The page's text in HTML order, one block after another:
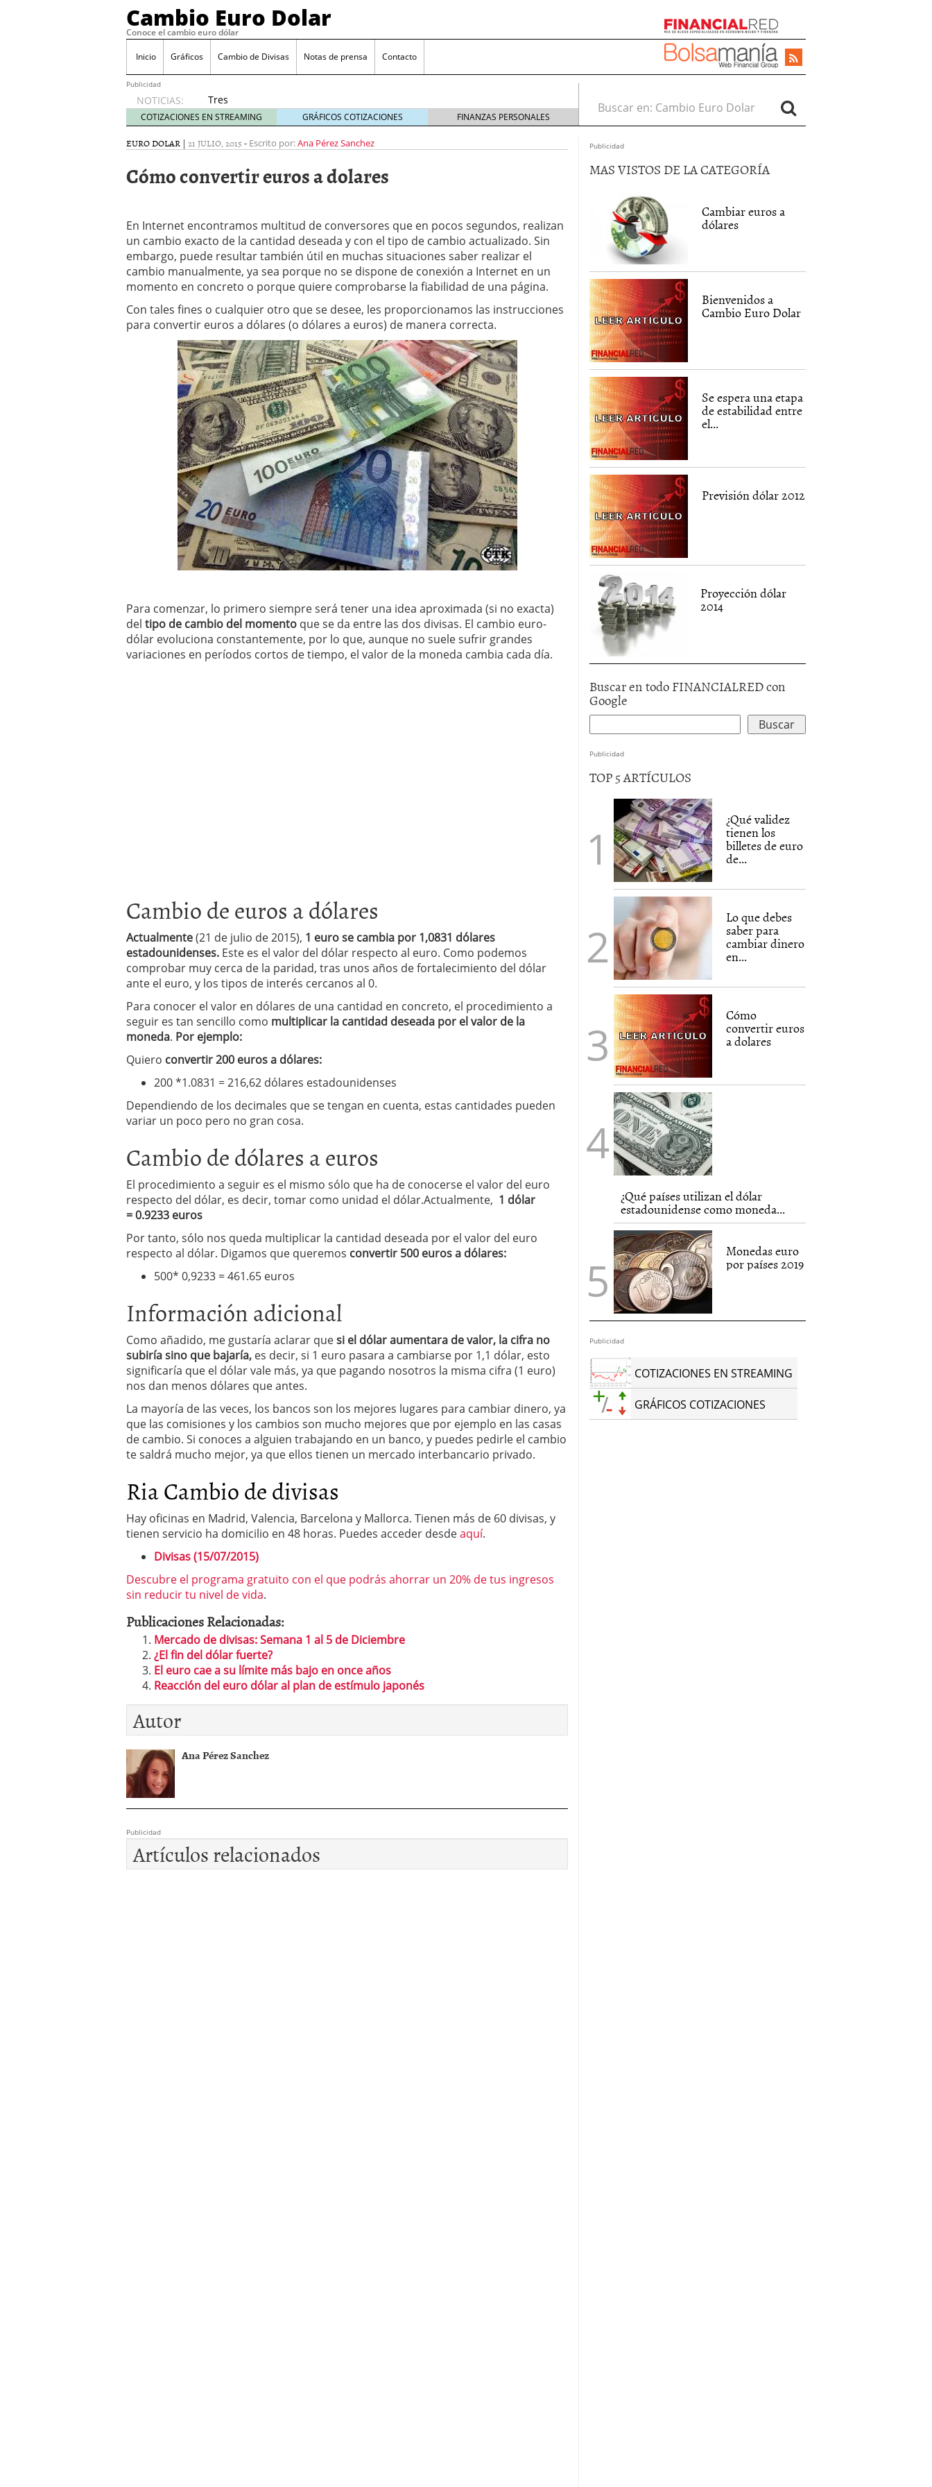
Cambio Euro Dolar
Conoce el cambio euro dólar
Inicio Gráficos Cambio de Divisas Notas de prensa Contacto
Publicidad
NOTICIAS:
Tres
escenarios
posibles
para el
las
y el BCE
26/01/2026
Informe de mercado: el euro se mantiene cerca de 1,174 USD tras rebote
del dólar 21/01/2026
Qué está moviendo hoy el cambio euro-dólar 17/01/2026
Contexto del dólar fuerte: próximos reportes de empleo de EE. UU. se
convierten en foco principal para el par EUR/USD 09/01/2026
El dólar vive su mayor caída anual desde 2017 mientras analistas esperan
más debilidad en 2026
COTIZACIONES EN STREAMING GRÁFICOS COTIZACIONES FINANZAS PERSONALES
Buscar en:
EURO DOLAR | 21 JULIO, 2015 - Escrito por:Ana Pérez Sanchez
Cómo convertir euros a dolares
En Internet encontramos multitud de conversores que en pocos segundos, realizan
un cambio exacto de la cantidad deseada y con el tipo de cambio actualizado. Sin
embargo, puede resultar también útil en muchas situaciones saber realizar el
cambio manualmente, ya sea porque no se dispone de conexión a Internet en un
momento en concreto o porque quiere comprobarse la fiabilidad de una página.
Con tales fines o cualquier otro que se desee, les proporcionamos las instrucciones
para convertir euros a dólares (o dólares a euros) de manera correcta.
Para comenzar, lo primero siempre será tener una idea aproximada (si no exacta)
del tipo de cambio del momento que se da entre las dos divisas. El cambio euro-
dólar evoluciona constantemente, por lo que, aunque no suele sufrir grandes
variaciones en períodos cortos de tiempo, el valor de la moneda cambia cada día.
Cambio de euros a dólares
Actualmente(21 de julio de 2015), 1 euro se cambia por 1,0831 dólares
estadounidenses. Este es el valor del dólar respecto al euro. Como podemos
comprobar muy cerca de la paridad, tras unos años de fortalecimiento del dólar
ante el euro, y los tipos de interés cercanos al 0.
Para conocer el valor en dólares de una cantidad en concreto, el procedimiento a
seguir es tan sencillo como multiplicar la cantidad deseada por el valor de la
moneda. Por ejemplo:
Quiero convertir 200 euros a dólares:
200 *1.0831 = 216,62 dólares estadounidenses
Dependiendo de los decimales que se tengan en cuenta, estas cantidades pueden
variar un poco pero no gran cosa.
Cambio de dólares a euros
El procedimiento a seguir es el mismo sólo que ha de conocerse el valor del euro
respecto del dólar, es decir, tomar como unidad el dólar.Actualmente, 1 dólar
= 0.9233 euros
Por tanto, sólo nos queda multiplicar la cantidad deseada por el valor del euro
respecto al dólar. Digamos que queremos convertir 500 euros a dólares:
500* 0,9233 = 461.65 euros
Información adicional
Como añadido, me gustaría aclarar quesi el dólar aumentara de valor, la cifra no
subiría sino que bajaría, es decir, si 1 euro pasara a cambiarse por 1,1 dólar, esto
significaría que el dólar vale más, ya que pagando nosotros la misma cifra (1 euro)
nos dan menos dólares que antes.
La mayoría de las veces, los bancos son los mejores lugares para cambiar dinero, ya
que las comisiones y los cambios son mucho mejores que por ejemplo en las casas
de cambio. Si conoces a alguien trabajando en un banco, y puedes pedirle el cambio
te saldrá mucho mejor, ya que ellos tienen un mercado interbancario privado.
Ria Cambio de divisas
Hay oficinas en Madrid, Valencia, Barcelona y Mallorca. Tienen más de 60 divisas, y
tienen servicio ha domicilio en 48 horas. Puedes acceder desdeaquí.
Divisas (15/07/2015)
Descubre el programa gratuito con el que podrás ahorrar un 20% de tus ingresos
sin reducir tu nivel de vida.
Publicaciones Relacionadas:
Mercado de divisas: Semana 1 al 5 de Diciembre
¿El fin del dólar fuerte?
El euro cae a su límite más bajo en once años
Reacción del euro dólar al plan de estímulo japonés
Autor
Ana Pérez Sanchez
Publicidad
Artículos relacionados
Publicidad
MAS VISTOS DE LA CATEGORÍA
Cambiar euros a
dólares
Bienvenidos a
Cambio Euro Dolar
Se espera una etapa
de estabilidad entre
el...
Previsión dólar 2012
Proyección dólar
2014
Buscar en todo FINANCIALRED con
Google
Publicidad
TOP 5 ARTÍCULOS
¿Qué validez
tienen los
billetes de euro
de...
Lo que debes
saber para
cambiar dinero
en...
Cómo
convertir euros
a dolares
¿Qué países utilizan el dólar
estadounidense como moneda...
Monedas euro
por países 2019
Publicidad
COTIZACIONES EN STREAMING
GRÁFICOS COTIZACIONES